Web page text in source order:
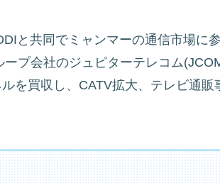
と共同でミャンマーの通信市場に
プ会社のジュピターテレコム
を買収し、CATV拡大、テレビ通販